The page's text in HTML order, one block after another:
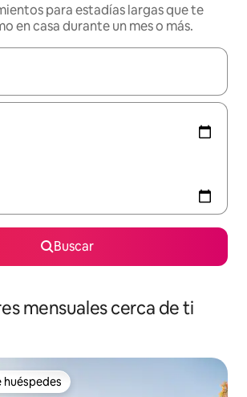
para estadías largas que te
en casa durante un mes o más.
estén disponibles, navega con las
Buscar
mensuales cerca de ti
preferido
huéspedes